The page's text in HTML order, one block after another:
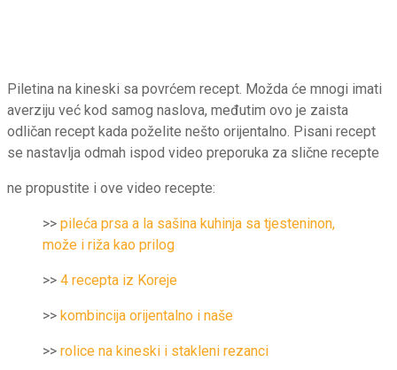
Piletina na kineski sa povrćem recept. Možda će mnogi imati
averziju već kod samog naslova, međutim ovo je zaista
odličan recept kada poželite nešto orijentalno. Pisani recept
se nastavlja odmah ispod video preporuka za slične recepte
ne propustite i ove video recepte:
>> pileća prsa a la sašina kuhinja sa tjesteninon,
može i riža kao prilog
>> 4 recepta iz Koreje
>> kombincija orijentalno i naše
>> rolice na kineski i stakleni rezanci